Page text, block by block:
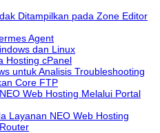
Ditampilkan pada Zone Editor
Agent
dan Linux
Hosting cPanel
untuk Analisis Troubleshooting
Core FTP
Web Hosting Melalui Portal
Layanan NEO Web Hosting